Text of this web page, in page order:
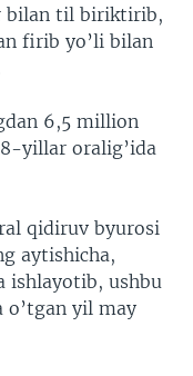
bilan til biriktirib,
firib yo’li bilan
6,5 million
yillar oralig’ida
qidiruv byurosi
aytishicha,
ishlayotib, ushbu
yil may